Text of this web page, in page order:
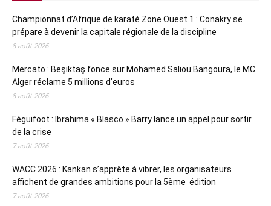
Championnat d’Afrique de karaté Zone Ouest 1 : Conakry se
prépare à devenir la capitale régionale de la discipline
8 août 2026
Mercato : Beşiktaş fonce sur Mohamed Saliou Bangoura, le MC
Alger réclame 5 millions d’euros
8 août 2026
Féguifoot : Ibrahima « Blasco » Barry lance un appel pour sortir
de la crise
7 août 2026
WACC 2026 : Kankan s’apprête à vibrer, les organisateurs
affichent de grandes ambitions pour la 5ème édition
7 août 2026